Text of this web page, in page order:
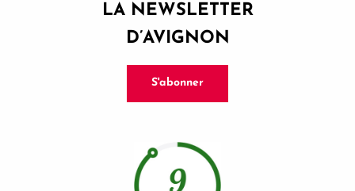
LA NEWSLETTER
D’AVIGNON
S'abonner